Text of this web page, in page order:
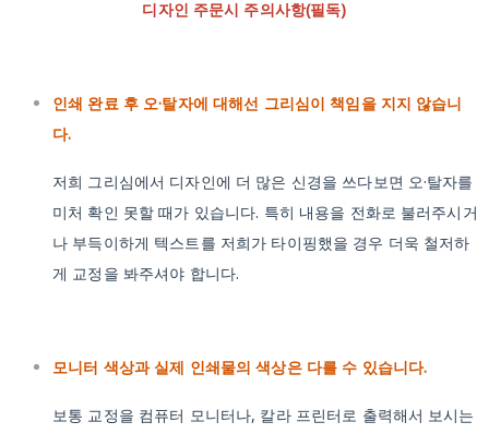
디자인 주문시 주의사항(필독)
인쇄 완료 후 오·탈자에 대해선 그리심이 책임을 지지 않습니
다.
저희 그리심에서 디자인에 더 많은 신경을 쓰다보면 오·탈자를
미처 확인 못할 때가 있습니다. 특히 내용을 전화로 불러주시거
나 부득이하게 텍스트를 저희가 타이핑했을 경우 더욱 철저하
게 교정을 봐주셔야 합니다.
모니터 색상과 실제 인쇄물의 색상은 다를 수 있습니다.
보통 교정을 컴퓨터 모니터나, 칼라 프린터로 출력해서 보시는